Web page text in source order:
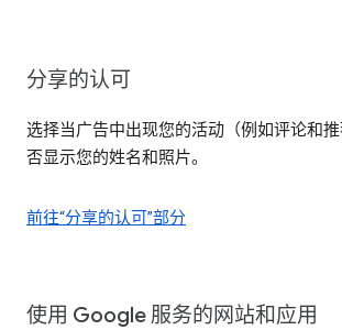
分享的认可
选择当广告中出现您的活动（例如评论和
否显示您的姓名和照片。
前往“分享的认可”部分
使用 Google 服务的网站和应用